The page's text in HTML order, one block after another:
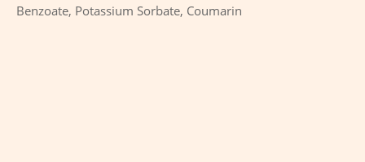
Benzoate, Potassium Sorbate, Coumarin